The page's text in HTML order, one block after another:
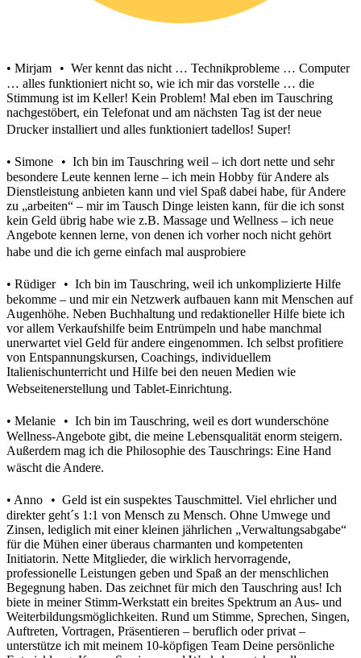
• Mirjam • Wer kennt das nicht … Technikprobleme … Computer
… alles funktioniert nicht so, wie ich mir das vorstelle … die
Stimmung ist im Keller! Kein Problem! Mal eben im Tauschring
nachgestöbert, ein Telefonat und am nächsten Tag ist der neue
Drucker installiert und alles funktioniert tadellos! Super!
• Simone • Ich bin im Tauschring weil – ich dort nette und sehr
besondere Leute kennen lerne – ich mein Hobby für Andere als
Dienstleistung anbieten kann und viel Spaß dabei habe, für Andere
zu „arbeiten“ – mir im Tausch Dinge leisten kann, für die ich sonst
kein Geld übrig habe wie z.B. Massage und Wellness – ich neue
Angebote kennen lerne, von denen ich vorher noch nicht gehört
habe und die ich gerne einfach mal ausprobiere
• Rüdiger • Ich bin im Tauschring, weil ich unkomplizierte Hilfe
bekomme – und mir ein Netzwerk aufbauen kann mit Menschen auf
Augenhöhe. Neben Buchhaltung und redaktioneller Hilfe biete ich
vor allem Verkaufshilfe beim Entrümpeln und habe manchmal
unerwartet viel Geld für andere eingenommen. Ich selbst profitiere
von Entspannungskursen, Coachings, individuellem
Italienischunterricht und Hilfe bei den neuen Medien wie
Webseitenerstellung und Tablet-Einrichtung.
• Melanie • Ich bin im Tauschring, weil es dort wunderschöne
Wellness-Angebote gibt, die meine Lebensqualität enorm steigern.
Außerdem mag ich die Philosophie des Tauschrings: Eine Hand
wäscht die Andere.
• Anno • Geld ist ein suspektes Tauschmittel. Viel ehrlicher und
direkter geht´s 1:1 von Mensch zu Mensch. Ohne Umwege und
Zinsen, lediglich mit einer kleinen jährlichen „Verwaltungsabgabe“
für die Mühen einer überaus charmanten und kompetenten
Initiatorin. Nette Mitglieder, die wirklich hervorragende,
professionelle Leistungen geben und Spaß an der menschlichen
Begegnung haben. Das zeichnet für mich den Tauschring aus! Ich
biete in meiner Stimm-Werkstatt ein breites Spektrum an Aus- und
Weiterbildungsmöglichkeiten. Rund um Stimme, Sprechen, Singen,
Auftreten, Vortragen, Präsentieren – beruflich oder privat –
unterstütze ich mit meinem 10-köpfigen Team Deine persönliche